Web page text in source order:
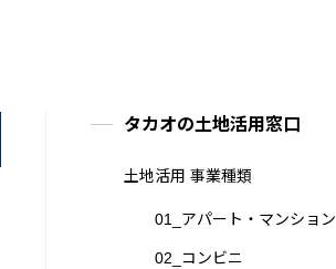
タカオの土地活用窓口
土地活用 事業種類
01_アパート・マンション
02_コンビニ